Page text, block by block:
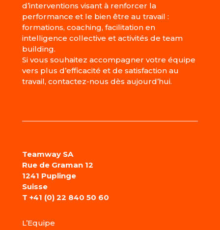
d’interventions visant à renforcer la
performance et le bien être au travail :
formations, coaching, facilitation en
intelligence collective et activités de team
building.
Si vous souhaitez accompagner votre équipe
vers plus d’efficacité et de satisfaction au
travail, contactez-nous dès aujourd’hui.
Teamway SA
Rue de Graman 12
1241 Puplinge
Suisse
T +41 (0) 22 840 50 60
L’Equipe